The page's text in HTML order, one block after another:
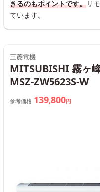
きるのもポイントです。リ
ています。
三菱電機
MITSUBISHI 霧ヶ
MSZ-ZW5623S-W
参考価格 139,800円